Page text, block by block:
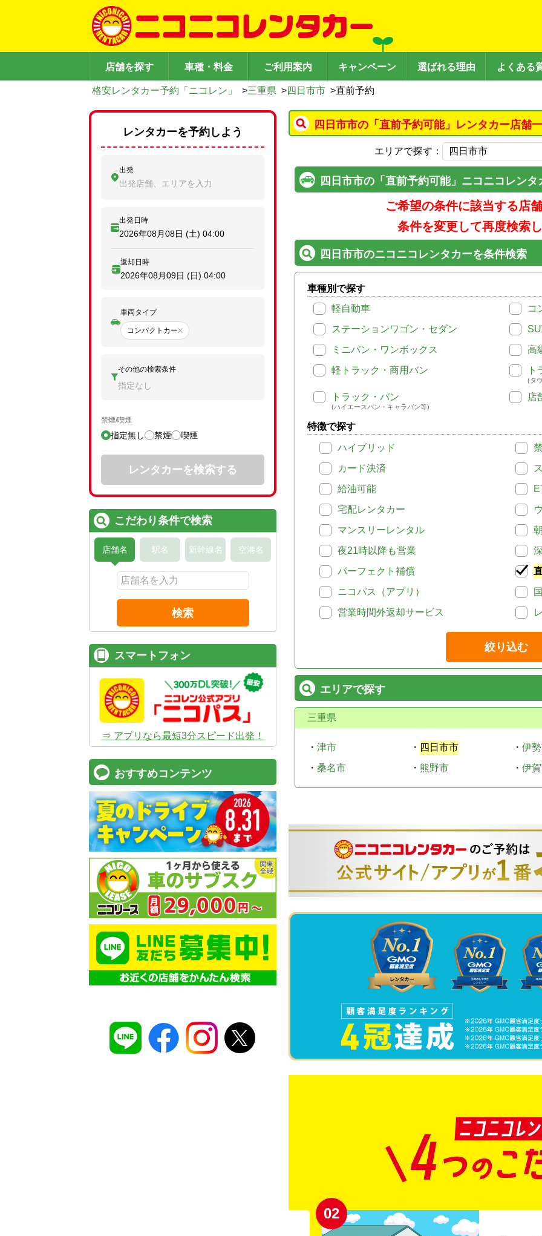
店舗を探す 車種・料金 ご利用案内 キャンペーン 選ばれる理由 よくある
格安レンタカー予約「ニコレン」 >三重県 >四日市市 >直前予約
四日市市の「直前予約可能」レンタカー店舗
エリアで探す：
四日市市の「直前予約可能」ニコニコレンタ
ご希望の条件に該当する店
条件を変更して再度検索
四日市市のニコニコレンタカーを条件検索
車種別で探す
軽自動車
コ
ステーションワゴン・セダン
ミニバン・ワンボックス
高
軽トラック・商用バン
ト
(タ
トラック・バン
(ハイエースバン・キャラバン等)
店
特徴で探す
ハイブリッド
カード決済
給油可能
宅配レンタカー
マンスリーレンタル
夜21時以降も営業
パーフェクト補償
ニコパス（アプリ）
営業時間外返却サービス
絞り込む
エリアで探す
三重県
・ 津市 ・ 四日市市 ・ 伊
・ 桑名市 ・ 熊野市 ・ 伊
02
レンタカーを予約しよう
出発
出発店舗、エリアを入力
出発日時
2026年08月08日 (土) 04:00
返却日時
2026年08月09日 (日) 04:00
車両タイプ
コンパクトカー
その他の検索条件
指定なし
禁煙/喫煙
指定無し 禁煙 喫煙
レンタカーを検索する
こだわり条件で検索
店舗名 駅名 新幹線名 空港名
検索
スマートフォン
⇒ アプリなら最短3分スピード出発！
おすすめコンテンツ